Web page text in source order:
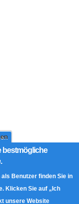
bestmögliche
Benutzer finden Sie in
Klicken Sie auf „Ich
unsere Website